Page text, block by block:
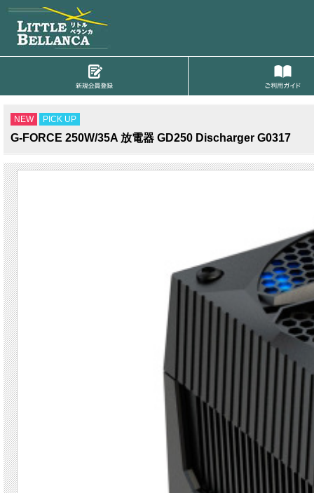
NEW PICK UP
G-FORCE 250W/35A 放電器 GD250 Discharger G0317